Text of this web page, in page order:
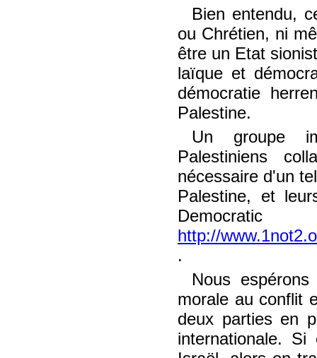
Bien entendu,
ou Chrétien, ni
être un Etat
laïque et
démocratie
Palestine.
Un groupe
Palestiniens
nécessaire d'un
Palestine, et
http://
.
Nous
morale au conflit
deux parties en
internationale.